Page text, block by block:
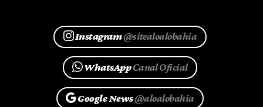
Instagram@sitealoalobahia
WhatsAppCanal Oficial
Google News@aloalobahia